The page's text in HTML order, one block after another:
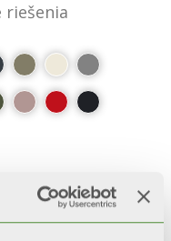
riešenia